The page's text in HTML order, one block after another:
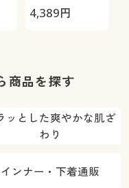
9分丈(ミディ
4,389円
商品を探す
ッとした爽やかな肌ざ
わり
インナー・下着通販